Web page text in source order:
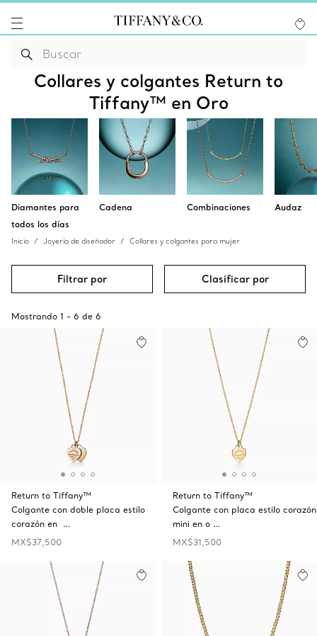
Collares y colgantes Return to
Tiffany™ en Oro
Diamantes para
todos los días
Cadena Combinaciones Audaz
Inicio Joyería de diseñador Collares y colgantes para mujer
Filtrar por Clasificar por
Mostrando 1 - 6 de 6
Return to Tiffany™
Colgante con doble placa estilo
corazón en …
MX$37,500
Return to Tiffany™
Colgante con placa estilo corazón
mini en o …
MX$31,500